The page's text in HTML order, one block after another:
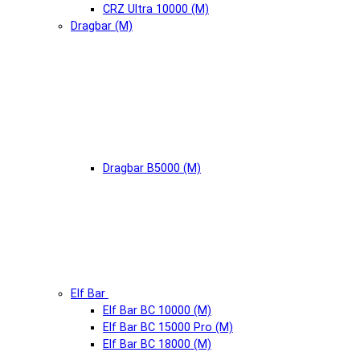
CRZ Ultra 10000 (М)
Dragbar (М)
Dragbar B5000 (М)
Elf Bar
Elf Bar BC 10000 (М)
Elf Bar BC 15000 Pro (М)
Elf Bar BC 18000 (М)